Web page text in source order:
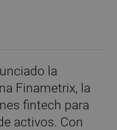
la
Finametrix, la
fintech para
activos. Con